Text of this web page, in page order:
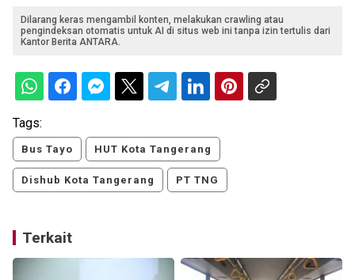
Dilarang keras mengambil konten, melakukan crawling atau
pengindeksan otomatis untuk AI di situs web ini tanpa izin tertulis dari
Kantor Berita ANTARA.
Tags:
Bus Tayo HUT Kota Tangerang
Dishub Kota Tangerang PT TNG
Terkait